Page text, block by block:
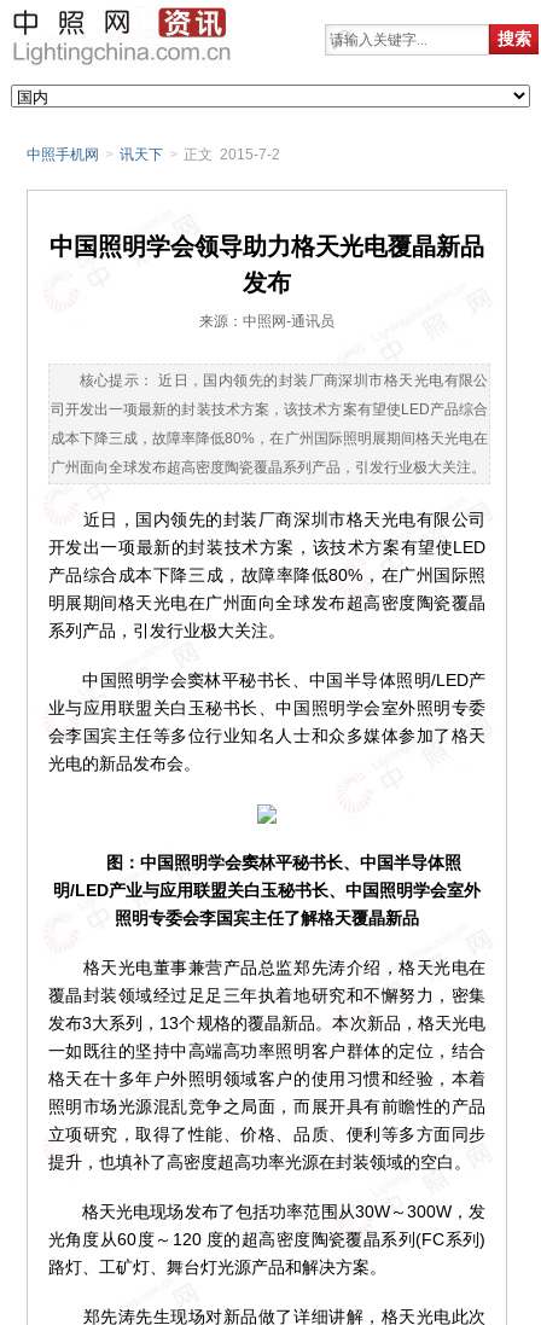
中照手机网 > 讯天下 > 正文 2015-7-2
中国照明学会领导助力格天光电覆晶新品
发布
来源：中照网-通讯员
核心提示： 近日，国内领先的封装厂商深圳市格天光电有限公
司开发出一项最新的封装技术方案，该技术方案有望使LED产品综合
成本下降三成，故障率降低80%，在广州国际照明展期间格天光电在
广州面向全球发布超高密度陶瓷覆晶系列产品，引发行业极大关注。
近日，国内领先的封装厂商深圳市格天光电有限公司
开发出一项最新的封装技术方案，该技术方案有望使LED
产品综合成本下降三成，故障率降低80%，在广州国际照
明展期间格天光电在广州面向全球发布超高密度陶瓷覆晶
系列产品，引发行业极大关注。
中国照明学会窦林平秘书长、中国半导体照明/LED产
业与应用联盟关白玉秘书长、中国照明学会室外照明专委
会李国宾主任等多位行业知名人士和众多媒体参加了格天
光电的新品发布会。
图：中国照明学会窦林平秘书长、中国半导体照
明/LED产业与应用联盟关白玉秘书长、中国照明学会室外
照明专委会李国宾主任了解格天覆晶新品
格天光电董事兼营产品总监郑先涛介绍，格天光电在
覆晶封装领域经过足足三年执着地研究和不懈努力，密集
发布3大系列，13个规格的覆晶新品。本次新品，格天光电
一如既往的坚持中高端高功率照明客户群体的定位，结合
格天在十多年户外照明领域客户的使用习惯和经验，本着
照明市场光源混乱竞争之局面，而展开具有前瞻性的产品
立项研究，取得了性能、价格、品质、便利等多方面同步
提升，也填补了高密度超高功率光源在封装领域的空白。
格天光电现场发布了包括功率范围从30W～300W，发
光角度从60度～120 度的超高密度陶瓷覆晶系列(FC系列)
路灯、工矿灯、舞台灯光源产品和解决方案。
郑先涛先生现场对新品做了详细讲解，格天光电此次